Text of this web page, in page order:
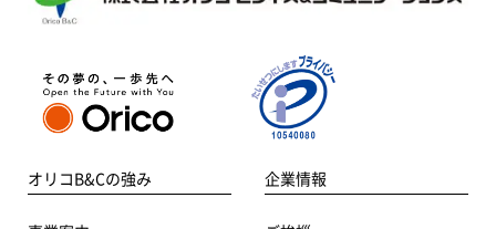
オリコB&Cの強み 企業情報